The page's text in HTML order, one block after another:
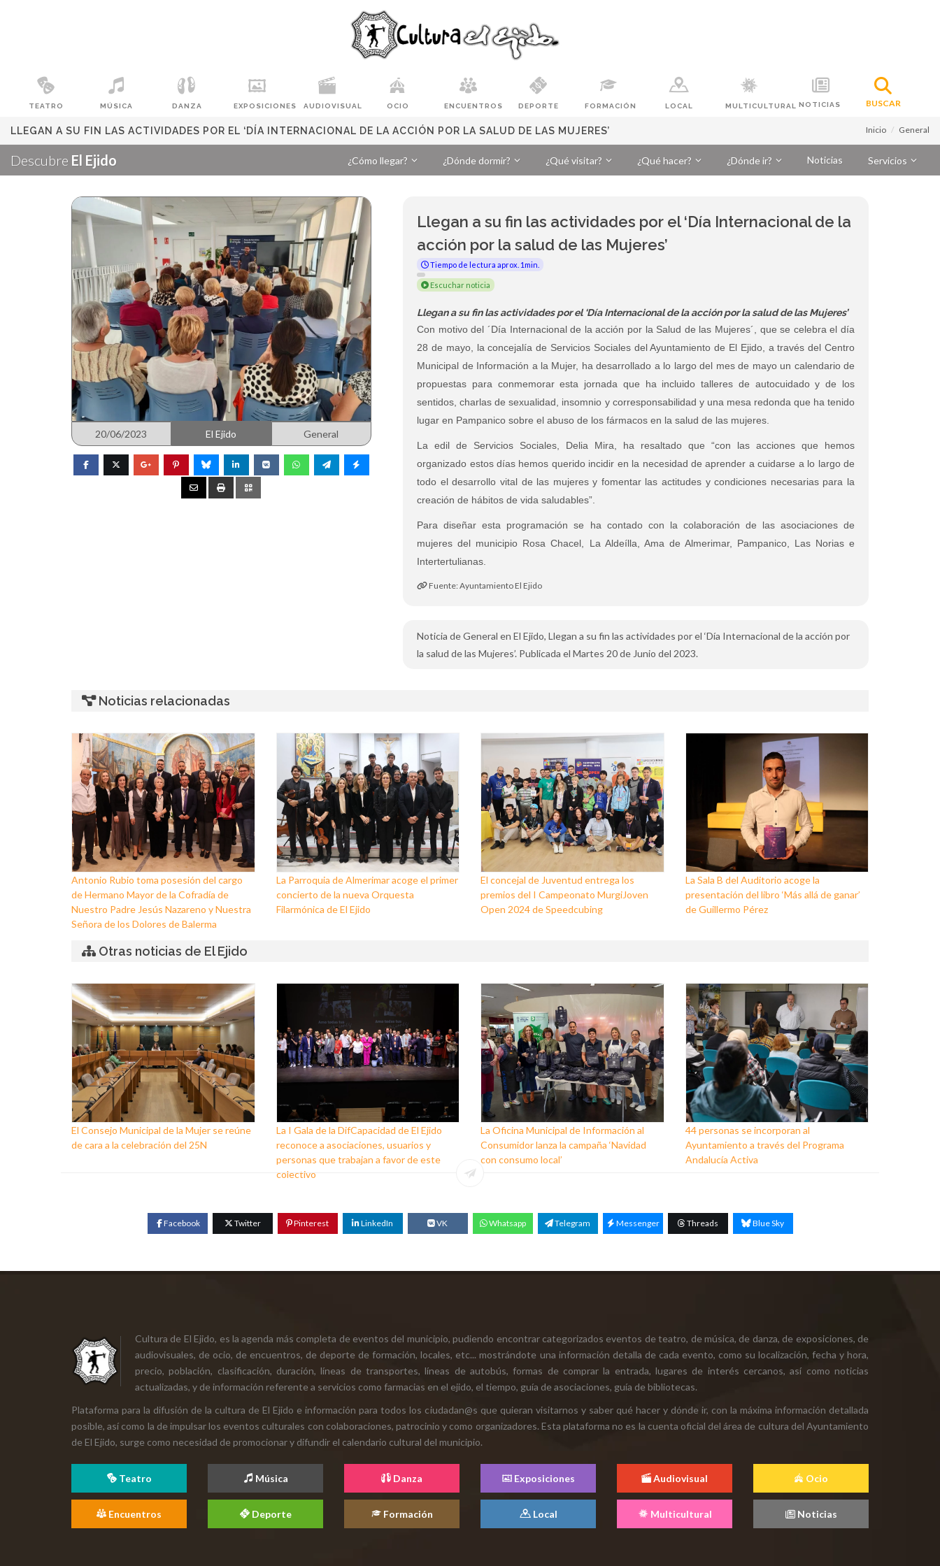
TEATRO MÚSICA DANZA EXPOSICIONES AUDIOVISUAL OCIO ENCUENTROS DEPORTE FORMACIÓN LOCAL MULTICULTURAL NOTICIAS BUSCAR
LLEGAN A SU FIN LAS ACTIVIDADES POR EL ‘DÍA INTERNACIONAL DE LA ACCIÓN POR LA SALUD DE LAS MUJERES’ Inicio General
Descubre El Ejido ¿Cómo llegar? ¿Dónde dormir? ¿Qué visitar? ¿Qué hacer? ¿Dónde ir? Noticias Servicios
20/06/2023 El Ejido General
Llegan a su fin las actividades por el ‘Día Internacional de la
acción por la salud de las Mujeres’
Tiempo de lectura aprox. 1min.
Escuchar noticia
Llegan a su fin las actividades por el ‘Día Internacional de la acción por la salud de las Mujeres’
Con motivo del ´Día Internacional de la acción por la Salud de las Mujeres´, que se celebra el día
28 de mayo, la concejalía de Servicios Sociales del Ayuntamiento de El Ejido, a través del Centro
Municipal de Información a la Mujer, ha desarrollado a lo largo del mes de mayo un calendario de
propuestas para conmemorar esta jornada que ha incluido talleres de autocuidado y de los
sentidos, charlas de sexualidad, insomnio y corresponsabilidad y una mesa redonda que ha tenido
lugar en Pampanico sobre el abuso de los fármacos en la salud de las mujeres.
La edil de Servicios Sociales, Delia Mira, ha resaltado que “con las acciones que hemos
organizado estos días hemos querido incidir en la necesidad de aprender a cuidarse a lo largo de
todo el desarrollo vital de las mujeres y fomentar las actitudes y condiciones necesarias para la
creación de hábitos de vida saludables”.
Para diseñar esta programación se ha contado con la colaboración de las asociaciones de
mujeres del municipio Rosa Chacel, La Aldeílla, Ama de Almerimar, Pampanico, Las Norias e
Intertertulianas.
Fuente: Ayuntamiento El Ejido
Noticia de General en El Ejido, Llegan a su fin las actividades por el ‘Día Internacional de la acción por
la salud de las Mujeres’. Publicada el Martes 20 de Junio del 2023.
Noticias relacionadas
Antonio Rubio toma posesión del cargo
de Hermano Mayor de la Cofradía de
Nuestro Padre Jesús Nazareno y Nuestra
Señora de los Dolores de Balerma
La Parroquia de Almerimar acoge el primer
concierto de la nueva Orquesta
Filarmónica de El Ejido
El concejal de Juventud entrega los
premios del I Campeonato MurgiJoven
Open 2024 de Speedcubing
La Sala B del Auditorio acoge la
presentación del libro ‘Más allá de ganar’
de Guillermo Pérez
Otras noticias de El Ejido
El Consejo Municipal de la Mujer se reúne
de cara a la celebración del 25N
La I Gala de la DifCapacidad de El Ejido
reconoce a asociaciones, usuarios y
personas que trabajan a favor de este
colectivo
La Oficina Municipal de Información al
Consumidor lanza la campaña ‘Navidad
con consumo local’
44 personas se incorporan al
Ayuntamiento a través del Programa
Andalucía Activa
Facebook Twitter Pinterest LinkedIn VK Whatsapp Telegram Messenger Threads Blue Sky
Cultura de El Ejido, es la agenda más completa de eventos del municipio, pudiendo encontrar categorizados eventos de teatro, de música, de danza, de exposiciones, de
audiovisuales, de ocio, de encuentros, de deporte de formación, locales, etc... mostrándote una información detalla de cada evento, como su localización, fecha y hora,
precio, población, clasificación, duración, líneas de transportes, líneas de autobús, formas de comprar la entrada, lugares de interés cercanos, así como noticias
actualizadas, y de información referente a servicios como farmacias en el ejido, el tiempo, guía de asociaciones, guía de bibliotecas.
Plataforma para la difusión de la cultura de El Ejido e información para todos los ciudadan@s que quieran visitarnos y saber qué hacer y dónde ir, con la máxima información detallada
posible, así como la de impulsar los eventos culturales con colaboraciones, patrocinio y como organizadores. Esta plataforma no es la cuenta oficial del área de cultura del Ayuntamiento
de El Ejido, surge como necesidad de promocionar y difundir el calendario cultural del municipio.
Teatro Música Danza Exposiciones Audiovisual Ocio
Encuentros Deporte Formación Local Multicultural Noticias